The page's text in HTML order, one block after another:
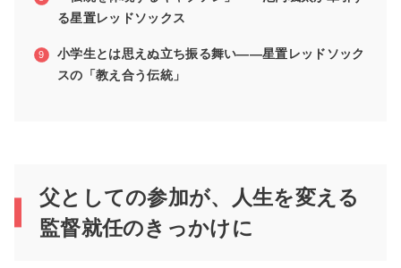
る星置レッドソックス
小学生とは思えぬ立ち振る舞い――星置レッドソック
スの「教え合う伝統」
父としての参加が、人生を変える
監督就任のきっかけに